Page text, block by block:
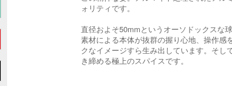
ォリティです。
直径およそ50mmというオーソドックスな
素材による本体が抜群の握り心地、操作感
クなイメージすら生み出しています。そ
き締める極上のスパイスです。